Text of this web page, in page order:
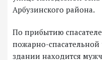
Арбузинского района.​​​​​​​
По прибытию
пожарно-спасательной
здании находится